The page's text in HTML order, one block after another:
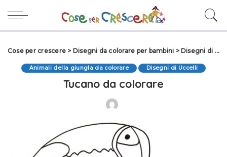
Cose per crescere > Disegni da colorare per bambini > Disegni di Animali da colorare
Animali della giungla da colorare Disegni di Uccelli
Tucano da colorare